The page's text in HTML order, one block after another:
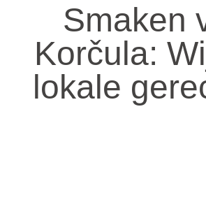
Hotels en resorts
Campings
Speciale
Smaken
Korčula:
lokale